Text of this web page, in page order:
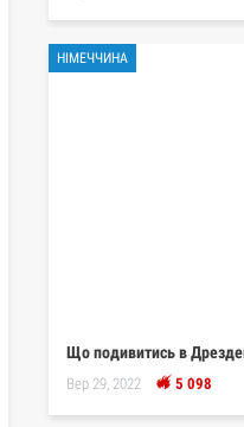
НІМЕЧЧИНА
Що подивитись в
Вер 29, 2022 5 098